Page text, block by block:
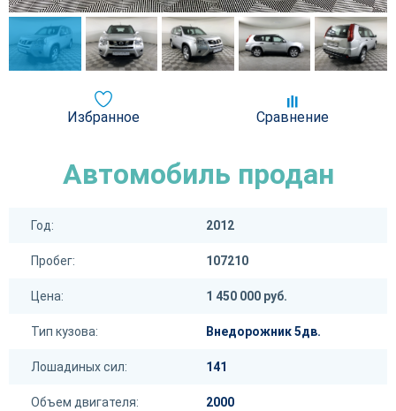
Избранное Сравнение
Автомобиль продан
Год: 2012
Пробег: 107210
Цена: 1 450 000 руб.
Тип кузова: Внедорожник 5дв.
Лошадиных сил: 141
Объем двигателя: 2000